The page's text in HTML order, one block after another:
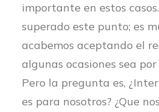
importante en estos
superado este punto; es
acabemos aceptando el
algunas ocasiones sea
Pero la pregunta es,
es para nosotros? ¿Que